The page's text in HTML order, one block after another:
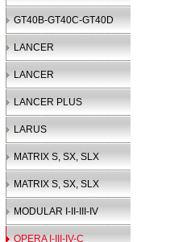
GT40B-GT40C-GT40D
LANCER
LANCER
LANCER PLUS
LARUS
MATRIX S, SX, SLX
MATRIX S, SX, SLX
MODULAR I-II-III-IV
OPERA I-III-IV-C